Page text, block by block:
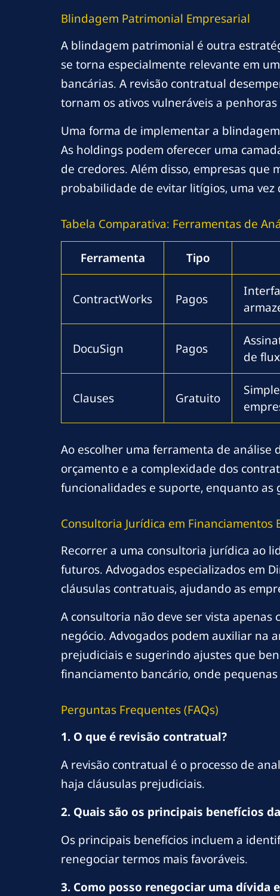
Blindagem Patrimonial Empresarial
A blindagem patrimonial é outra
se torna especialmente relevante em
bancárias. A revisão contratual
tornam os ativos vulneráveis a
Uma forma de implementar a
As holdings podem oferecer uma
de credores. Além disso, empresas
probabilidade de evitar litígios, uma
Tabela Comparativa: Ferramentas de
Ferramenta Tipo
ContractWorks Pagos
DocuSign Pagos
de
Clauses Gratuito
Ao escolher uma ferramenta de análise
orçamento e a complexidade dos
funcionalidades e suporte, enquanto
Consultoria Jurídica em Financiamentos
Recorrer a uma consultoria jurídica ao
futuros. Advogados especializados em
cláusulas contratuais, ajudando as
A consultoria não deve ser vista
negócio. Advogados podem auxiliar na
prejudiciais e sugerindo ajustes que
financiamento bancário, onde
Perguntas Frequentes (FAQs)
1. O que é revisão contratual?
A revisão contratual é o processo de
haja cláusulas prejudiciais.
2. Quais são os principais benefícios
Os principais benefícios incluem a
renegociar termos mais favoráveis.
3. Como posso renegociar uma dívida